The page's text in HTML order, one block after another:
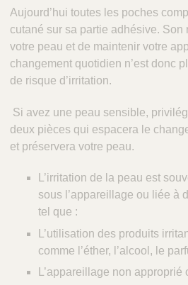
n
c
e
S
a
é
Aujourd’hui toutes les poches
cutané sur sa partie adhésive. Son
votre peau et de maintenir votre
changement quotidien n’est donc
de risque d’irritation.
Si avez une peau sensible,
deux pièces qui espacera le
et préservera votre peau.
L’irritation de la peau est
sous l’appareillage ou liée à
tel que :
L’utilisation des produits
comme l’éther, l’alcool, le
L’appareillage non approprié